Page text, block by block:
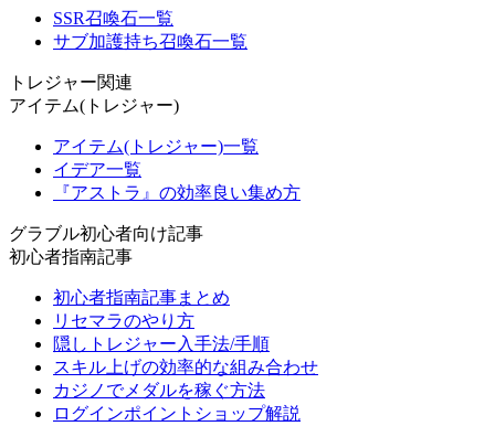
SSR召喚石一覧
サブ加護持ち召喚石一覧
トレジャー関連
アイテム(トレジャー)
アイテム(トレジャー)一覧
イデア一覧
『アストラ』の効率良い集め方
グラブル初心者向け記事
初心者指南記事
初心者指南記事まとめ
リセマラのやり方
隠しトレジャー入手法/手順
スキル上げの効率的な組み合わせ
カジノでメダルを稼ぐ方法
ログインポイントショップ解説